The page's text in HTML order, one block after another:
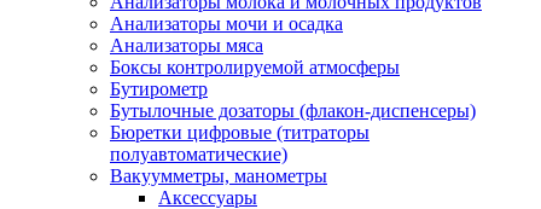
Анализаторы мочи и осадка
Анализаторы мяса
Боксы контролируемой атмосферы
Бутирометр
Бутылочные дозаторы (флакон-диспенсеры)
Бюретки цифровые (титраторы
полуавтоматические)
Вакуумметры, манометры
Аксессуары